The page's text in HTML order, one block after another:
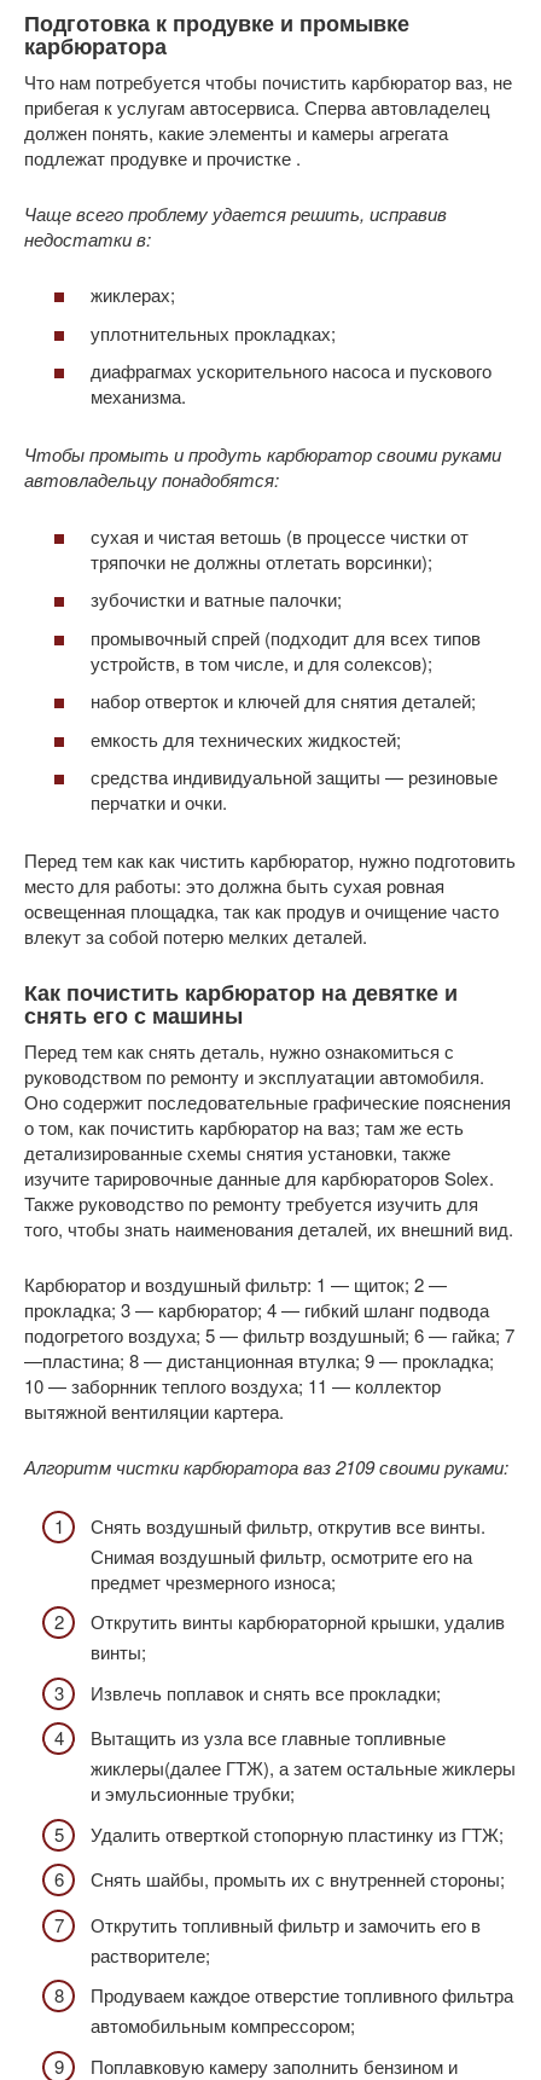
Подготовка к продувке и промывке
карбюратора
Что нам потребуется чтобы почистить карбюратор ваз, не
прибегая к услугам автосервиса. Сперва автовладелец
должен понять, какие элементы и камеры агрегата
подлежат продувке и прочистке .
Чаще всего проблему удается решить, исправив
недостатки в:
жиклерах;
уплотнительных прокладках;
диафрагмах ускорительного насоса и пускового
механизма.
Чтобы промыть и продуть карбюратор своими руками
автовладельцу понадобятся:
сухая и чистая ветошь (в процессе чистки от
тряпочки не должны отлетать ворсинки);
зубочистки и ватные палочки;
промывочный спрей (подходит для всех типов
устройств, в том числе, и для cолексов);
набор отверток и ключей для снятия деталей;
емкость для технических жидкостей;
средства индивидуальной защиты — резиновые
перчатки и очки.
Перед тем как как чистить карбюратор, нужно подготовить
место для работы: это должна быть сухая ровная
освещенная площадка, так как продув и очищение часто
влекут за собой потерю мелких деталей.
Как почистить карбюратор на девятке и
снять его с машины
Перед тем как снять деталь, нужно ознакомиться с
руководством по ремонту и эксплуатации автомобиля.
Оно содержит последовательные графические пояснения
о том, как почистить карбюратор на ваз; там же есть
детализированные схемы снятия установки, также
изучите тарировочные данные для карбюраторов Solex.
Также руководство по ремонту требуется изучить для
того, чтобы знать наименования деталей, их внешний вид.
Карбюратор и воздушный фильтр: 1 — щиток; 2 —
прокладка; 3 — карбюратор; 4 — гибкий шланг подвода
подогретого воздуха; 5 — фильтр воздушный; 6 — гайка; 7
—пластина; 8 — дистанционная втулка; 9 — прокладка;
10 — заборнник теплого воздуха; 11 — коллектор
вытяжной вентиляции картера.
Алгоритм чистки карбюратора ваз 2109 своими руками:
Снять воздушный фильтр, открутив все винты.
Снимая воздушный фильтр, осмотрите его на
предмет чрезмерного износа;
Открутить винты карбюраторной крышки, удалив
винты;
Извлечь поплавок и снять все прокладки;
Вытащить из узла все главные топливные
жиклеры(далее ГТЖ), а затем остальные жиклеры
и эмульсионные трубки;
Удалить отверткой стопорную пластинку из ГТЖ;
Снять шайбы, промыть их с внутренней стороны;
Открутить топливный фильтр и замочить его в
растворителе;
Продуваем каждое отверстие топливного фильтра
автомобильным компрессором;
Поплавковую камеру заполнить бензином и